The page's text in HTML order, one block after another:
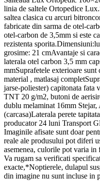
linia de saltele Ortopedice
saltea clasica cu arcuri
fabricate din sarma de otel-
otel-carbon de 3,5mm si este
rezistenta
grosime: 21 cmAvantaje si
laterala otel carbon 3,5 mm
mmSuprafetele exterioare
material , matlasaj
jarse-poliester) capitonata fata
TNT 20 g/m2, butoni de
dublu melaminat 16mm
(carcasa)Laterala perete
producator 24 luni Transport
Imaginile afisate sunt doar
reale ale produsului pot diferi
asemenea, culorile pot varia
Va rugam sa verificati
exacte,*Noptierele, dulapul
din imagine nu sunt incluse in